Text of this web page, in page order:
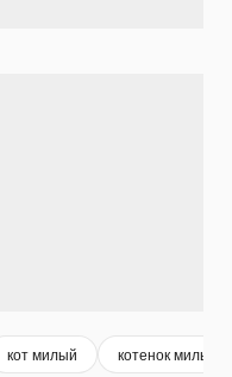
кот милый котенок милый